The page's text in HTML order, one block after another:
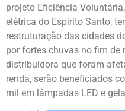
projeto Eficiência
elétrica do Espírito Santo,
restruturação das cidades
por fortes chuvas no fim de
distribuidora que foram
renda, serão beneficiados
mil em lâmpadas LED e